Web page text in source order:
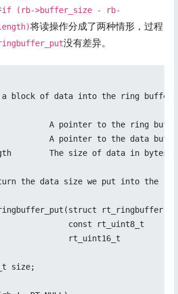
if (rb->buffer_size - rb-
将读操作分成了两种情形，过程
没有差异。
a block of data into the ring
A pointer to the ring
A pointer to the data
The size of data in bytes.
the data size we put into the
rt_ringbuffer
rt_uint8_t
size;